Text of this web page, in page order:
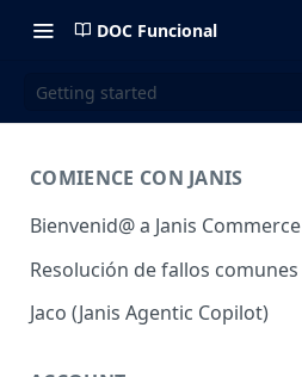
DOC Funcional
Getting started
COMIENCE CON JANIS
Bienvenid@ a Janis Commerce
Acceso y Ambientes
Requisitos mínimos para
utilizar la plataforma
Resolución de fallos comunes
Jaco (Janis Agentic Copilot)